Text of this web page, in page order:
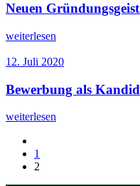
Neuen
weiterlesen
12. Juli 2020
Bewerbung als
weiterlesen
1
2